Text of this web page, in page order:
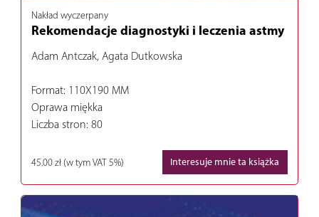
Nakład wyczerpany
Rekomendacje diagnostyki i leczenia astmy
Adam Antczak, Agata Dutkowska
Format: 110X190 MM
Oprawa miękka
Liczba stron: 80
45.00 zł (w tym VAT 5%) Interesuje mnie ta książka